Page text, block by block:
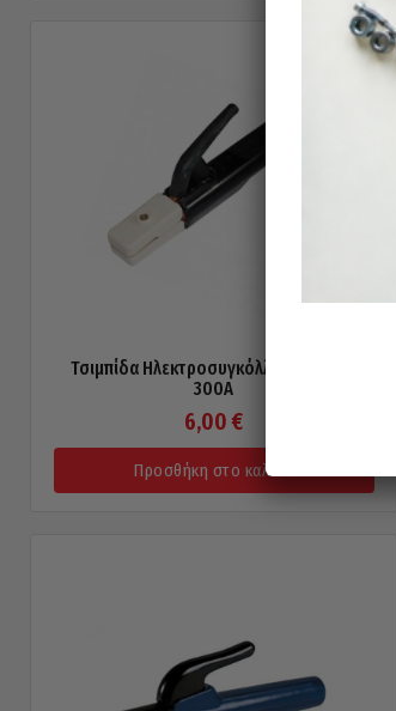
Τσιμπίδα Ηλεκτροσυγκόλλησης INTER
300A
6,00 €
Προσθήκη στο καλάθι